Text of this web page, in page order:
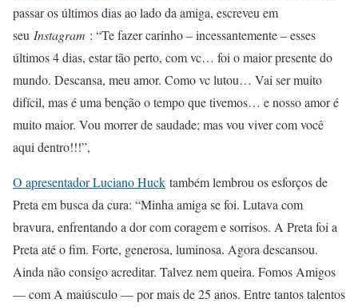
passar os últimos dias ao lado da amiga, escreveu em
seu Instagram : “Te fazer carinho – incessantemente – esses
últimos 4 dias, estar tão perto, com vc… foi o maior presente do
mundo. Descansa, meu amor. Como vc lutou… Vai ser muito
difícil, mas é uma benção o tempo que tivemos… e nosso amor é
muito maior. Vou morrer de saudade; mas vou viver com você
aqui dentro!!!”,
O apresentador Luciano Huck também lembrou os esforços de
Preta em busca da cura: “Minha amiga se foi. Lutava com
bravura, enfrentando a dor com coragem e sorrisos. A Preta foi a
Preta até o fim. Forte, generosa, luminosa. Agora descansou.
Ainda não consigo acreditar. Talvez nem queira. Fomos Amigos
— com A maiúsculo — por mais de 25 anos. Entre tantos talentos